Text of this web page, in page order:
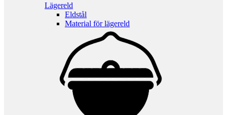
Lägereld
Eldstål
Material för lägereld